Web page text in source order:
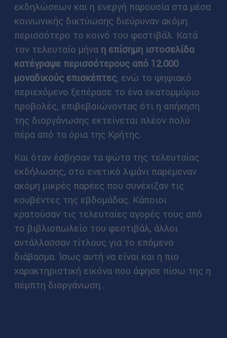
εκδηλώσεων και η ενεργή παρουσία στα μέσα
κοινωνικής δικτύωσης διεύρυναν ακόμη
περισσότερο το κοινό του φεστιβάλ. Κατά
τον τελευταίο μήνα η επίσημη ιστοσελίδα
κατέγραψε περισσότερους από 12.000
μοναδικούς επισκέπτες, ενώ το ψηφιακό
περιεχόμενο ξεπέρασε το ένα εκατομμύριο
προβολές, επιβεβαιώνοντας ότι η απήχηση
της διοργάνωσης εκτείνεται πλέον πολύ
πέρα από τα όρια της Κρήτης.
Και όταν έσβησαν τα φώτα της τελευταίας
εκδήλωσης, στο ενετικό λιμάνι παρέμεναν
ακόμη μικρές παρέες που συνέχιζαν τις
κουβέντες της εβδομάδας. Κάποιοι
κρατούσαν τις τελευταίες αγορές τους από
το βιβλιοπωλείο του φεστιβάλ, άλλοι
αντάλλασσαν τίτλους για το επόμενο
διάβασμα. Ίσως αυτή να είναι και η πιο
χαρακτηριστική εικόνα που άφησε πίσω της η
πέμπτη διοργάνωση...